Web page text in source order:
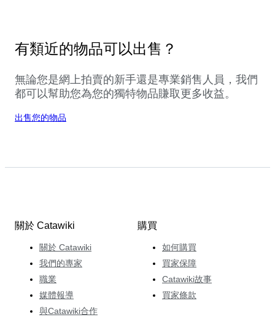
有類近的物品可以出售？
無論您是網上拍賣的新手還是專業銷售人員，我們
都可以幫助您為您的獨特物品賺取更多收益。
出售您的物品
關於 Catawiki
關於 Catawiki
我們的專家
職業
媒體報導
與Catawiki合作
購買
如何購買
買家保障
Catawiki故事
買家條款